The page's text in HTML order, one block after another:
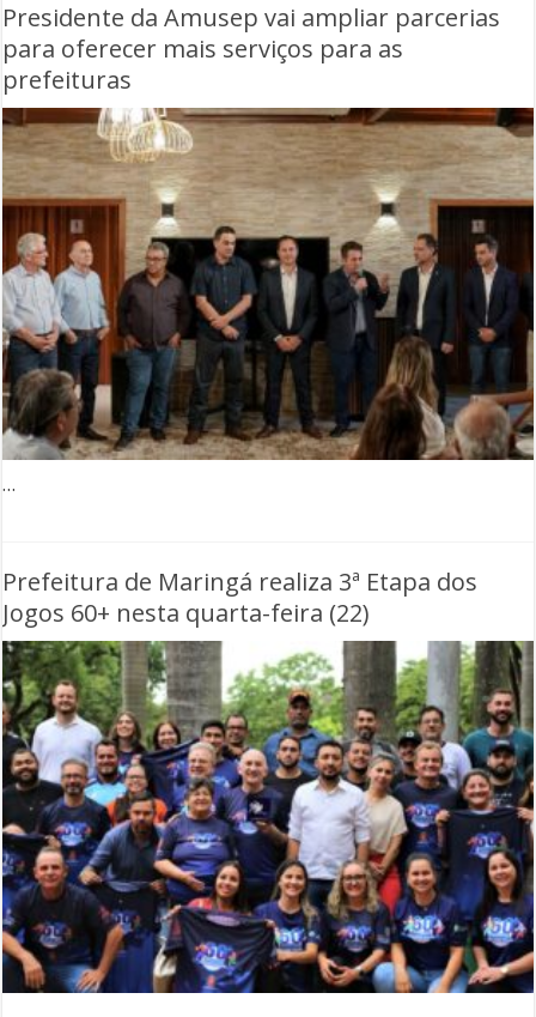
Presidente da Amusep vai ampliar parcerias
para oferecer mais serviços para as
prefeituras
…
Prefeitura de Maringá realiza 3ª Etapa dos
Jogos 60+ nesta quarta-feira (22)